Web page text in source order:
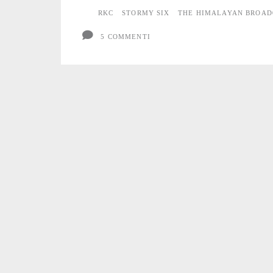
RKC STORMY SIX THE HIMALAYAN
5 COMMENTI